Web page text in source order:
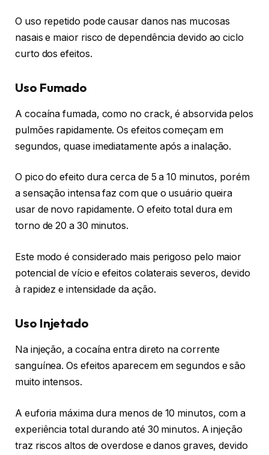
O uso repetido pode causar danos nas mucosas
nasais e maior risco de dependência devido ao ciclo
curto dos efeitos.
Uso Fumado
A cocaína fumada, como no crack, é absorvida pelos
pulmões rapidamente. Os efeitos começam em
segundos, quase imediatamente após a inalação.
O pico do efeito dura cerca de 5 a 10 minutos, porém
a sensação intensa faz com que o usuário queira
usar de novo rapidamente. O efeito total dura em
torno de 20 a 30 minutos.
Este modo é considerado mais perigoso pelo maior
potencial de vício e efeitos colaterais severos, devido
à rapidez e intensidade da ação.
Uso Injetado
Na injeção, a cocaína entra direto na corrente
sanguínea. Os efeitos aparecem em segundos e são
muito intensos.
A euforia máxima dura menos de 10 minutos, com a
experiência total durando até 30 minutos. A injeção
traz riscos altos de overdose e danos graves, devido